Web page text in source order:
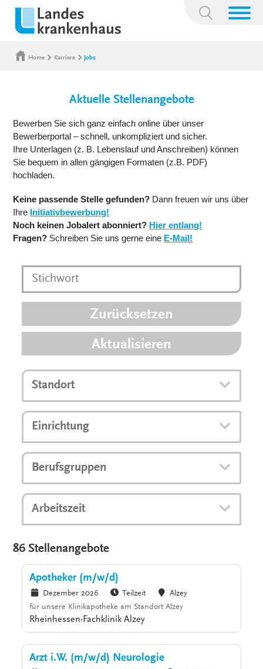
Suchbegriff:
Home Karriere Jobs
Aktuelle Stellenangebote
Bewerben Sie sich ganz einfach online über unser
Bewerberportal – schnell, unkompliziert und sicher.
Ihre Unterlagen (z. B. Lebenslauf und Anschreiben) können
Sie bequem in allen gängigen Formaten (z.B. PDF)
hochladen.
Keine passende Stelle gefunden? Dann freuen wir uns über
Ihre Initiativbewerbung!
Noch keinen Jobalert abonniert? Hier entlang!
Fragen? Schreiben Sie uns gerne eine E-Mail!
Zurücksetzen
Aktualisieren
Standort
Einrichtung
Berufsgruppen
Arbeitszeit
86 Stellenangebote
Apotheker (m/w/d)
Dezember 2026 Teilzeit
Alzey
für unsere Klinikapotheke am Standort Alzey
Rheinhessen-Fachklinik Alzey
Arzt i.W. (m/w/d) Neurologie